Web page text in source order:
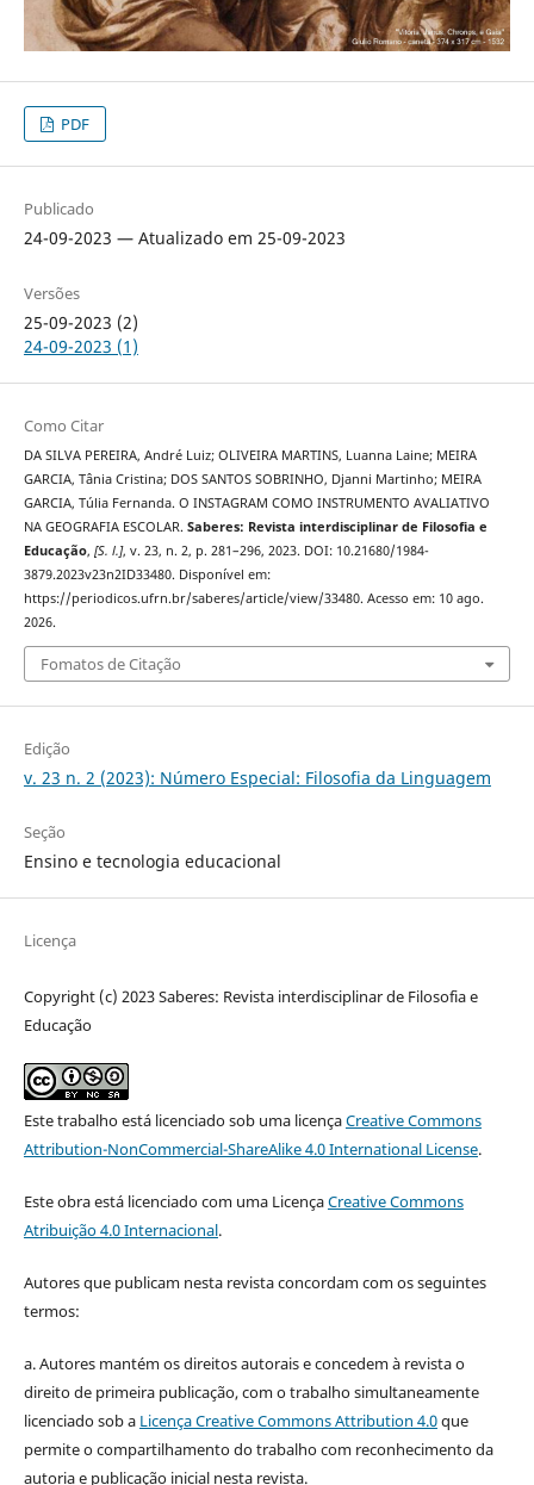
PDF
Publicado
24-09-2023 — Atualizado em 25-09-2023
Versões
25-09-2023 (2)
24-09-2023 (1)
Como Citar
DA SILVA PEREIRA, André Luiz; OLIVEIRA MARTINS, Luanna Laine; MEIRA
GARCIA, Tânia Cristina; DOS SANTOS SOBRINHO, Djanni Martinho; MEIRA
GARCIA, Túlia Fernanda. O INSTAGRAM COMO INSTRUMENTO AVALIATIVO
NA GEOGRAFIA ESCOLAR. Saberes: Revista interdisciplinar de Filosofia e
Educação, [S. l.], v. 23, n. 2, p. 281–296, 2023. DOI: 10.21680/1984-
3879.2023v23n2ID33480. Disponível em:
https://periodicos.ufrn.br/saberes/article/view/33480. Acesso em: 10 ago.
2026.
Fomatos de Citação
Edição
v. 23 n. 2 (2023): Número Especial: Filosofia da Linguagem
Seção
Ensino e tecnologia educacional
Licença
Copyright (c) 2023 Saberes: Revista interdisciplinar de Filosofia e
Educação
Este trabalho está licenciado sob uma licençaCreative Commons
Attribution-NonCommercial-ShareAlike 4.0 International License.
Este obra está licenciado com uma LicençaCreative Commons
Atribuição 4.0 Internacional.
Autores que publicam nesta revista concordam com os seguintes
termos:
a. Autores mantém os direitos autorais e concedem à revista o
direito de primeira publicação, com o trabalho simultaneamente
licenciado sob a Licença Creative Commons Attribution 4.0que
permite o compartilhamento do trabalho com reconhecimento da
autoria e publicação inicial nesta revista.